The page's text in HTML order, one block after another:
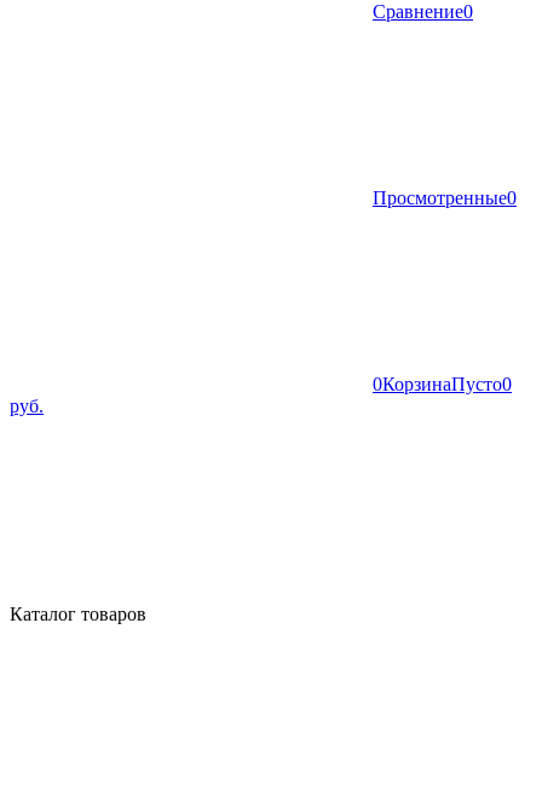
Сравнение0
Просмотренные0
0КорзинаПусто0
руб.
Каталог товаров